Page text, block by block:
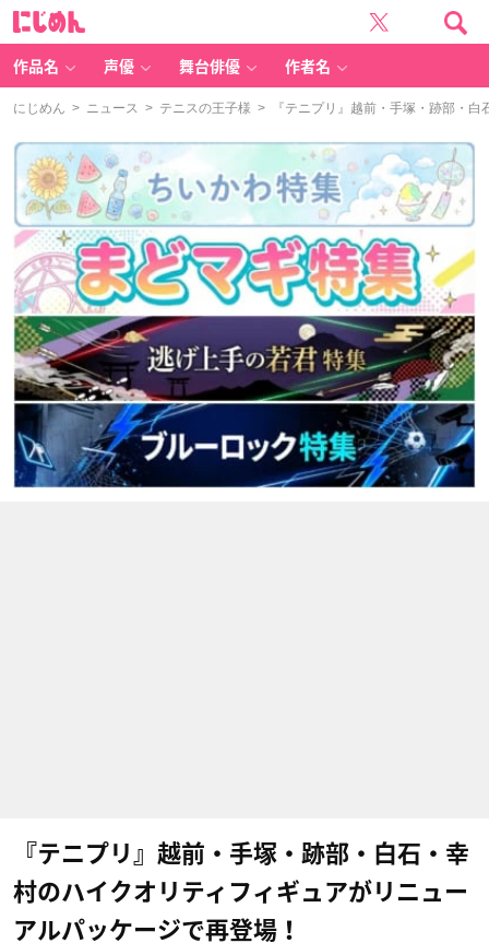
作品名 声優 舞台俳優 作者名
にじめん > ニュース > テニスの王子様 > 『テニプリ』越前・手塚・跡部・白
『テニプリ』越前・手塚・跡部・白石・幸
村のハイクオリティフィギュアがリニュー
アルパッケージで再登場！